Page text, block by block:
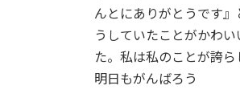
んとにありがとうです
うしていたことがかわ
た。私は私のことが誇ら
明日もがんばろう